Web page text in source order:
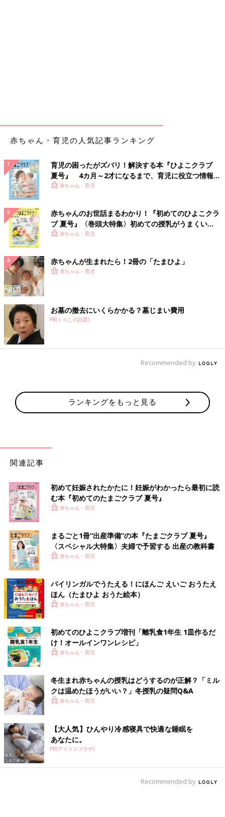
赤ちゃん・育児の人気記事ランキング
育児の困ったがズバリ！解決する本『ひよこクラブ
夏号』 4カ月～2才になるまで、育児に役立つ情報が
いっぱい！
赤ちゃん・育児
赤ちゃんのお世話まるわかり！『初めてのひよこクラ
ブ 夏号』〈巻頭大特集〉初めての授乳がうまくい
く！ おっぱい・ミルクの基本と夏のトラブル 解決テ
赤ちゃん・育児
赤ちゃんが生まれたら！2冊の「たまひよ」
赤ちゃん・育児
お墓の撤去にいくらかかる？墓じまい費用
PR(くらしの話題)
Recommended by
ランキングをもっと見る
関連記事
初めて妊娠されたかたに！妊娠がわかったら最初に読
む本『初めてのたまごクラブ 夏号』
赤ちゃん・育児
まるごと1冊“出産準備”の本『たまごクラブ 夏号』
〈スペシャル大特集〉夫婦で予習する 出産の教科書
赤ちゃん・育児
バイリンガルでうたえる！にほんご えいご おうたえ
ほん（たまひよ おうた絵本）
赤ちゃん・育児
初めてのひよこクラブ増刊「離乳食1年生 1皿作るだ
け！オールインワン​レシピ」
赤ちゃん・育児
冬生まれ赤ちゃんの授乳はどうするのが正解？「ミル
クは温めたほうがいい？」冬授乳の疑問Q&A
赤ちゃん・育児
【大人気】ひんやり冷感寝具で快適な睡眠を
あなたに。
PR(アイリスプラザ)
Recommended by